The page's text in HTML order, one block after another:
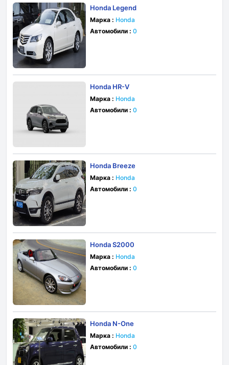
Honda Legend
Марка : Honda
Автомобили : 0
Honda HR-V
Марка : Honda
Автомобили : 0
Honda Breeze
Марка : Honda
Автомобили : 0
Honda S2000
Марка : Honda
Автомобили : 0
Honda N-One
Марка : Honda
Автомобили : 0